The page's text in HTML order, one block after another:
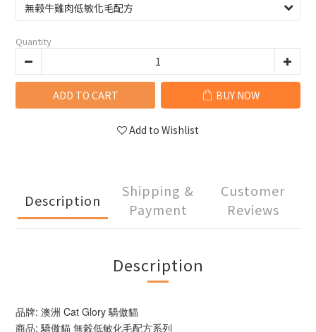
Quantity
ADD TO CART BUY NOW
Add to Wishlist
Description
Shipping &
Payment
Customer
Reviews
Description
品牌: 澳洲 Cat Glory 驕傲貓
商品: 驕傲貓 無榖低敏化毛配方系列